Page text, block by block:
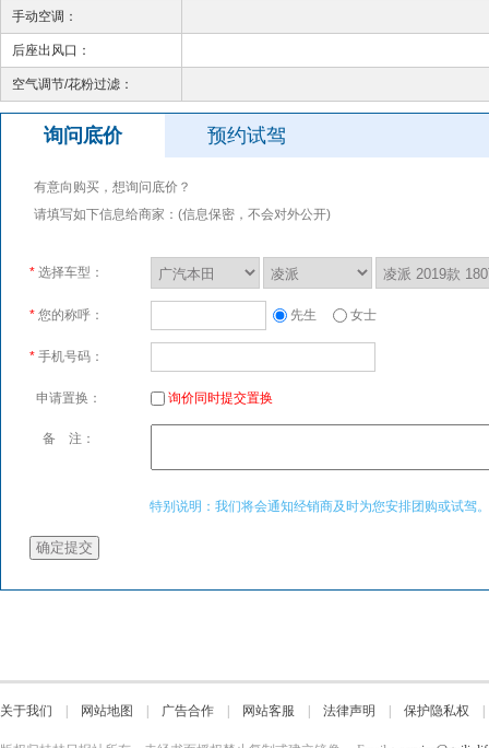
手动空调：
后座出风口：
空气调节/花粉过滤：
关于我们 网站地图 广告合作 网站客服 法律声明 保护隐私权